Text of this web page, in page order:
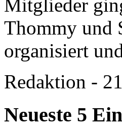
Mitglieder
Thommy und
organisiert
Redaktion -
Neueste 5